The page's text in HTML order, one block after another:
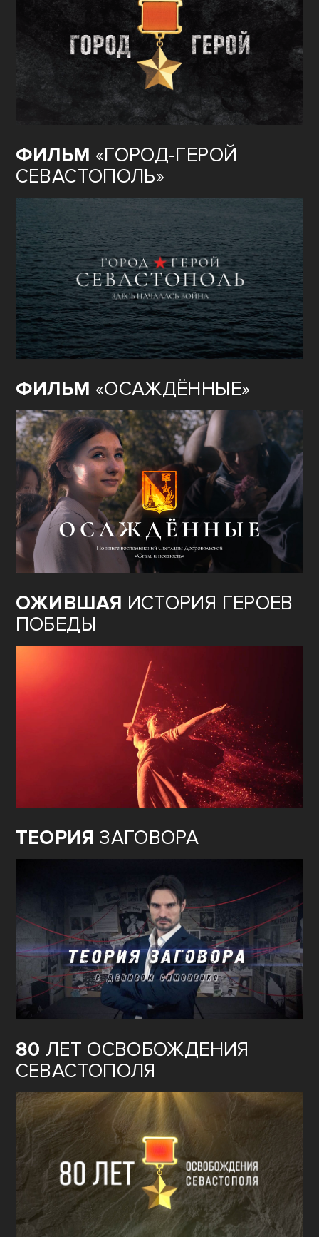
ФИЛЬМ «ГОРОД-ГЕРОЙ
СЕВАСТОПОЛЬ»
ФИЛЬМ «ОСАЖДЁННЫЕ»
ОЖИВШАЯ ИСТОРИЯ ГЕРОЕВ
ПОБЕДЫ
ТЕОРИЯ ЗАГОВОРА
80 ЛЕТ ОСВОБОЖДЕНИЯ
СЕВАСТОПОЛЯ